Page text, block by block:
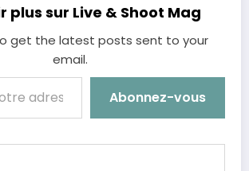
plus sur Live & Shoot Mag
get the latest posts sent to your
email.
Abonnez-vous